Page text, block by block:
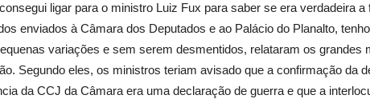
ligar para o ministro Luiz Fux para saber se era verdadeira a
enviados à Câmara dos Deputados e ao Palácio do Planalto,
variações e sem serem desmentidos, relataram os grandes
Segundo eles, os ministros teriam avisado que a confirmação da
da CCJ da Câmara era uma declaração de guerra e que a